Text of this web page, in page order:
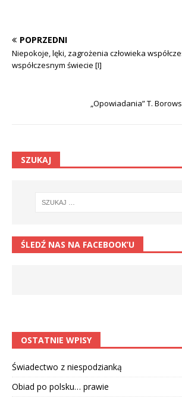
POPRZEDNI
Niepokoje, lęki, zagrożenia człowieka
współczesnym świecie [I]
„Opowiadania” T.
SZUKAJ
ŚLEDŹ NAS NA FACEBOOK’U
OSTATNIE WPISY
Świadectwo z niespodzianką
Obiad po polsku… prawie